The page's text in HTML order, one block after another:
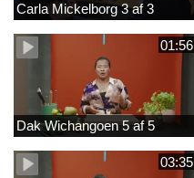
Carla Mickelborg 3 af 3
01:56
Dak Wichangoen 5 af 5
03:35